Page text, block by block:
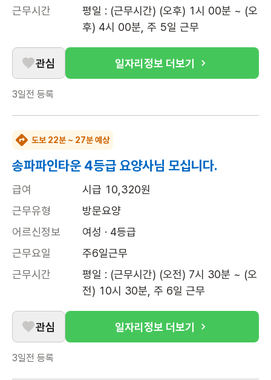
근무시간
평일 : (근무시간) (오후) 1시 00분 ~ (오
후) 4시 00분, 주 5일 근무
관심 일자리정보 더보기
3일전 등록
도보 22분 ~ 27분 예상
송파파인타운 4등급 요양사님 모십니다.
급여
시급 10,320원
근무유형
방문요양
어르신정보
여성 · 4등급
근무요일
주6일근무
근무시간
평일 : (근무시간) (오전) 7시 30분 ~ (오
전) 10시 30분, 주 6일 근무
관심 일자리정보 더보기
3일전 등록